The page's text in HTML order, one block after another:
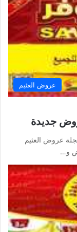
عروض العثيم
جديدة
عروض العثيم
و…